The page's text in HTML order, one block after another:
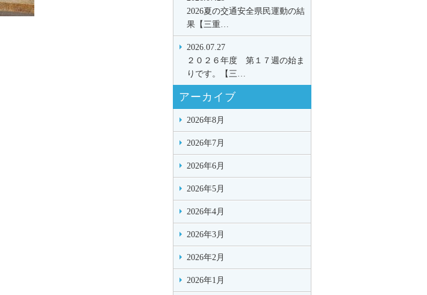
2026夏の交通安全県民運動の結
果【三重…
2026.07.27
２０２６年度 第１７週の始ま
りです。【三…
アーカイブ
2026年8月
2026年7月
2026年6月
2026年5月
2026年4月
2026年3月
2026年2月
2026年1月